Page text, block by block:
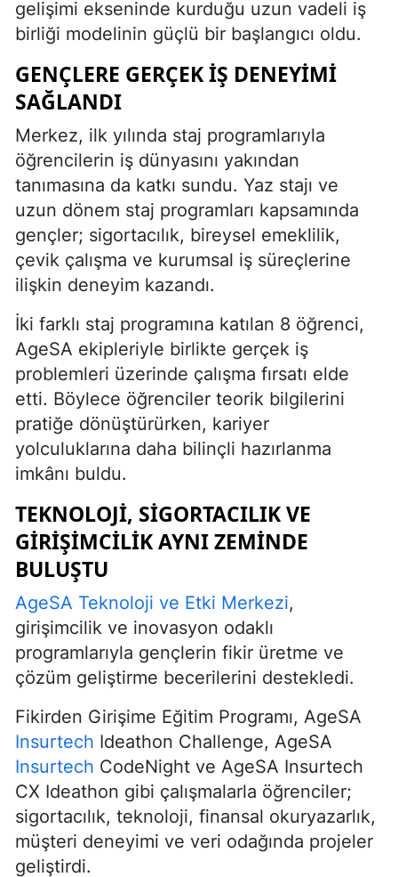
gelişimi ekseninde kurduğu uzun vadeli iş
birliği modelinin güçlü bir başlangıcı oldu.
GENÇLERE GERÇEK İŞ DENEYIMI
SAĞLANDI
Merkez, ilk yılında staj programlarıyla
öğrencilerin iş dünyasını yakından
tanımasına da katkı sundu. Yaz stajı ve
uzun dönem staj programları kapsamında
gençler; sigortacılık, bireysel emeklilik,
çevik çalışma ve kurumsal iş süreçlerine
ilişkin deneyim kazandı.
İki farklı staj programına katılan 8 öğrenci,
AgeSA ekipleriyle birlikte gerçek iş
problemleri üzerinde çalışma fırsatı elde
etti. Böylece öğrenciler teorik bilgilerini
pratiğe dönüştürürken, kariyer
yolculuklarına daha bilinçli hazırlanma
imkânı buldu.
TEKNOLOJI, SIGORTACILIK VE
GIRIŞIMCILIK AYNI ZEMINDE
BULUŞTU
AgeSA Teknoloji ve Etki Merkezi,
girişimcilik ve inovasyon odaklı
programlarıyla gençlerin fikir üretme ve
çözüm geliştirme becerilerini destekledi.
Fikirden Girişime Eğitim Programı, AgeSA
Insurtech Ideathon Challenge, AgeSA
Insurtech CodeNight ve AgeSA Insurtech
CX Ideathon gibi çalışmalarla öğrenciler;
sigortacılık, teknoloji, finansal okuryazarlık,
müşteri deneyimi ve veri odağında projeler
geliştirdi.